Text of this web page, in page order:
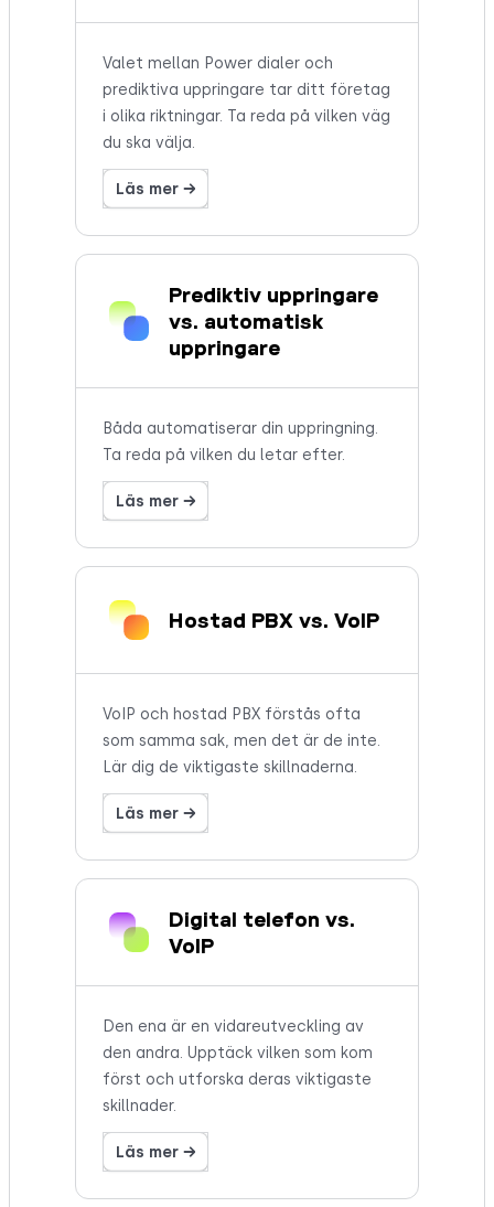
Valet mellan Power dialer och
prediktiva uppringare tar ditt företag
i olika riktningar. Ta reda på vilken väg
du ska välja.
Läs mer →
Prediktiv uppringare
vs. automatisk
uppringare
Båda automatiserar din uppringning.
Ta reda på vilken du letar efter.
Läs mer →
Hostad PBX vs. VoIP
VoIP och hostad PBX förstås ofta
som samma sak, men det är de inte.
Lär dig de viktigaste skillnaderna.
Läs mer →
Digital telefon vs.
VoIP
Den ena är en vidareutveckling av
den andra. Upptäck vilken som kom
först och utforska deras viktigaste
skillnader.
Läs mer →